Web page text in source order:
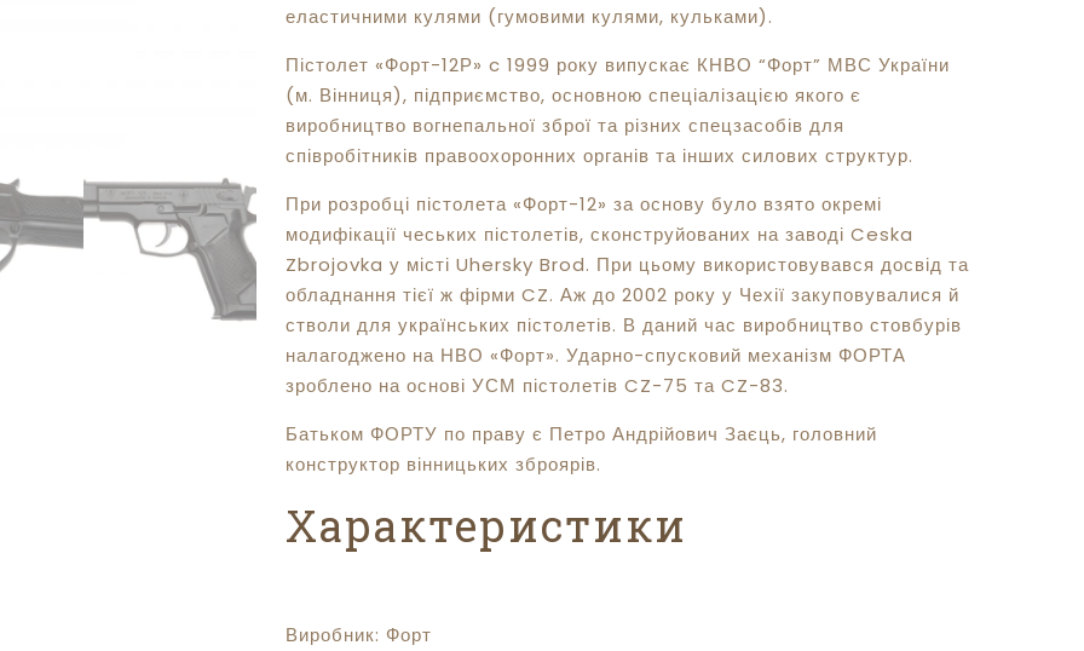
еластичними кулями (гумовими кулями, кульками).
Пістолет «Форт-12Р» c 1999 року випускає КНВО “Форт” МВС України
(м. Вінниця), підприємство, основною спеціалізацією якого є
виробництво вогнепальної зброї та різних спецзасобів для
співробітників правоохоронних органів та інших силових структур.
При розробці пістолета «Форт-12» за основу було взято окремі
модифікації чеських пістолетів, сконструйованих на заводі Ceska
Zbrojovka у місті Uhersky Brod. При цьому використовувався досвід та
обладнання тієї ж фірми CZ. Аж до 2002 року у Чехії закуповувалися й
стволи для українських пістолетів. В даний час виробництво стовбурів
налагоджено на НВО «Форт». Ударно-спусковий механізм ФОРТА
зроблено на основі УСМ пістолетів CZ-75 та CZ-83.
Батьком ФОРТУ по праву є Петро Андрійович Заєць, головний
конструктор вінницьких зброярів.
Характеристики
Виробник: Форт